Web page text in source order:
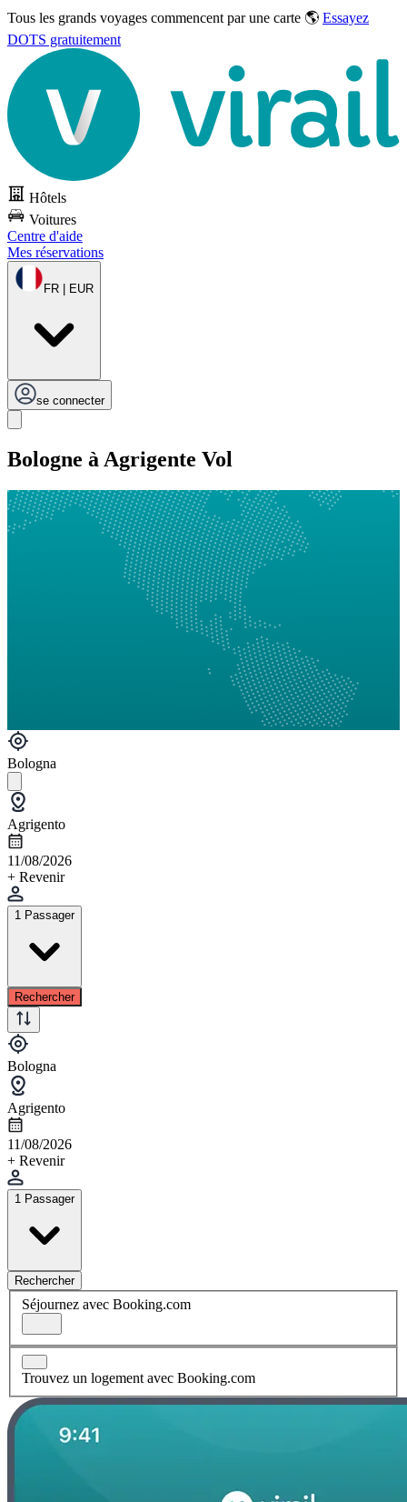
Tous les grands voyages commencent par une carte 🌎 Essayez
DOTS gratuitement
Hôtels
Voitures
Centre d'aide
Mes réservations
FR | EUR
se connecter
Bologne à Agrigente Vol
Bologna
Agrigento
11/08/2026
+ Revenir
1 Passager
Rechercher
Bologna
Agrigento
11/08/2026
+ Revenir
1 Passager
Rechercher
Séjournez avec Booking.com
Trouvez un logement avec Booking.com